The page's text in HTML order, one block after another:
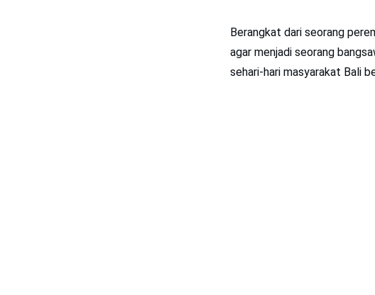
Berangkat dari seorang
agar menjadi seorang
sehari-hari masyarakat Bali